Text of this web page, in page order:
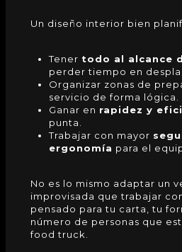
Un diseño interior bien
Tener todo al alcance
perder tiempo en
Organizar zonas de
servicio de forma lógica.
Ganar en rapidez y
punta.
Trabajar con mayor
ergonomía para el
No es lo mismo adaptar un
improvisada que trabajar
pensado para tu carta, tu
número de personas que
food truck.